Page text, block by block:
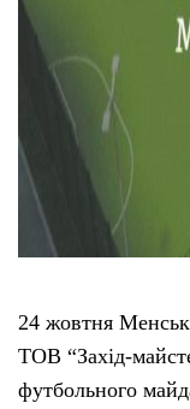
24 жовтня
ТОВ “Захід-
футбольного